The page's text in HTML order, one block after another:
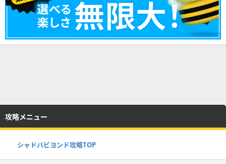
攻略メニュー
シャドバビヨンド攻略TOP